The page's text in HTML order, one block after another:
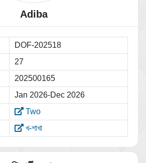
Adiba
DOF-202518
27
202500165
Jan 2026-Dec 2026
Two
খ-শাখা